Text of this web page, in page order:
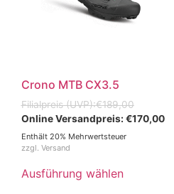
Crono MTB CX3.5
€189,00
€170,00
Enthält 20% Mehrwertsteuer
zzgl. Versand
Ausführung wählen